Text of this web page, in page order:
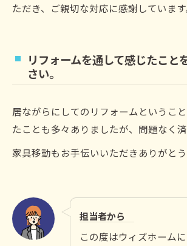
ただき、ご親切な対応に感謝しています
リフォームを通して感じたこと
さい。
居ながらにしてのリフォームというこ
たことも多々ありましたが、問題なく済
家具移動もお手伝いいただきありがとう
担当者から
この度はウィズホーム